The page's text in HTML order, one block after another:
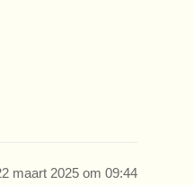
maart 2025 om 09:44